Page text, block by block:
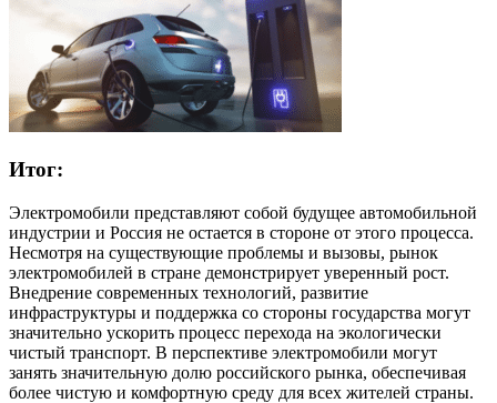
Итог:
Электромобили представляют собой будущее автомобильной
индустрии и Россия не остается в стороне от этого процесса.
Несмотря на существующие проблемы и вызовы, рынок
электромобилей в стране демонстрирует уверенный рост.
Внедрение современных технологий, развитие
инфраструктуры и поддержка со стороны государства могут
значительно ускорить процесс перехода на экологически
чистый транспорт. В перспективе электромобили могут
занять значительную долю российского рынка, обеспечивая
более чистую и комфортную среду для всех жителей страны.